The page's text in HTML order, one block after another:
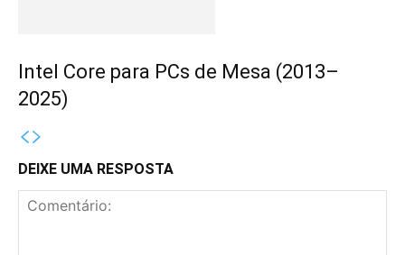
Intel Core para PCs de Mesa (2013–
2025)
DEIXE UMA RESPOSTA